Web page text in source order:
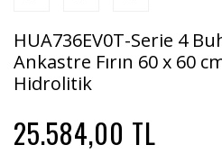
HUA736EV0T-Serie 4
Ankastre Fırın 60 x 60
Hidrolitik
25.584,00 TL